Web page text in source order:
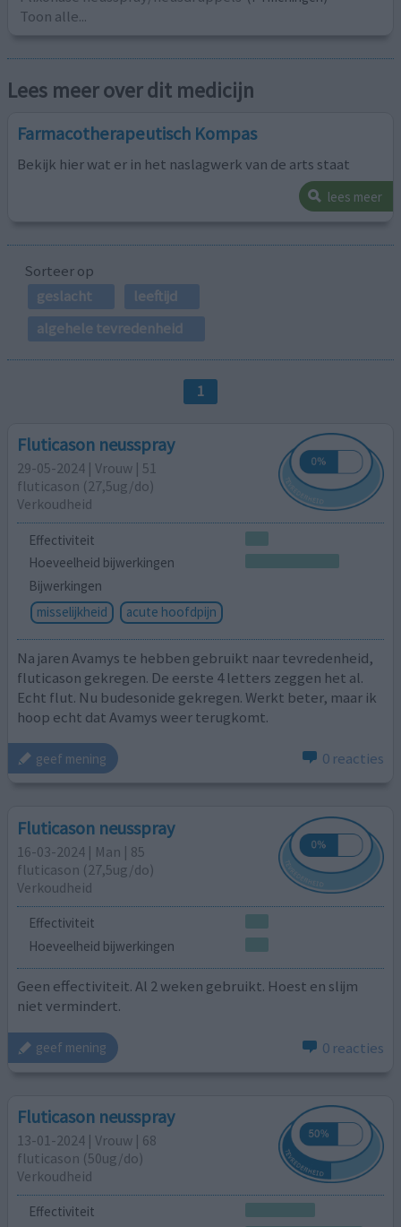
Toon alle...
Lees meer over dit medicijn
Farmacotherapeutisch Kompas
Bekijk hier wat er in het naslagwerk van de arts staat
lees meer
Sorteer op
geslacht
leeftijd
algehele tevredenheid
1
Fluticason neusspray
29-05-2024 | Vrouw | 51
fluticason (27,5ug/do)
Verkoudheid
Effectiviteit
Hoeveelheid bijwerkingen
Bijwerkingen
misselijkheid
acute hoofdpijn
Na jaren Avamys te hebben gebruikt naar tevredenheid,
fluticason gekregen. De eerste 4 letters zeggen het al.
Echt flut. Nu budesonide gekregen. Werkt beter, maar ik
hoop echt dat Avamys weer terugkomt.
geef mening 0 reacties
Fluticason neusspray
16-03-2024 | Man | 85
fluticason (27,5ug/do)
Verkoudheid
Effectiviteit
Hoeveelheid bijwerkingen
Geen effectiviteit. Al 2 weken gebruikt. Hoest en slijm
niet vermindert.
geef mening 0 reacties
Fluticason neusspray
13-01-2024 | Vrouw | 68
fluticason (50ug/do)
Verkoudheid
Effectiviteit